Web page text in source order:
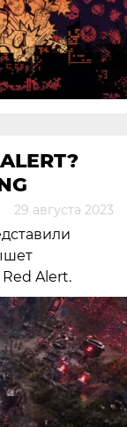
29 августа 2023
Alert.